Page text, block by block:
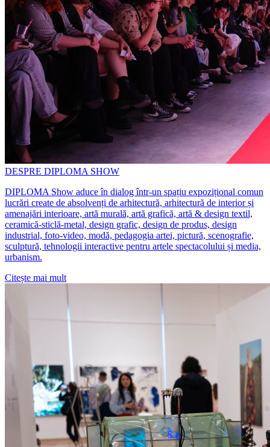
DESPRE DIPLOMA SHOW
DIPLOMA Show aduce în dialog într-un spațiu expozițional comun
lucrări create de absolvenți de arhitectură, arhitectură de interior și
amenajări interioare, artă murală, artă grafică, artă & design textil,
ceramică-sticlă-metal, design grafic, design de produs, design
industrial, foto-video, modă, pedagogia artei, pictură, scenografie,
sculptură, tehnologii interactive pentru artele spectacolului și media,
urbanism.
Citește mai mult